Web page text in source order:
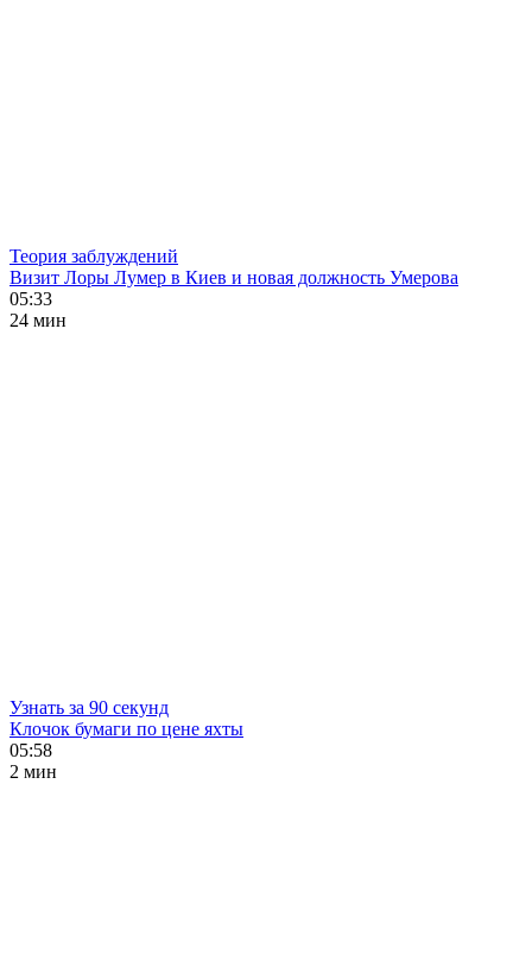
Теория заблуждений
Визит Лоры Лумер в Киев и новая должность Умерова
05:33
24 мин
Узнать за 90 секунд
Клочок бумаги по цене яхты
05:58
2 мин